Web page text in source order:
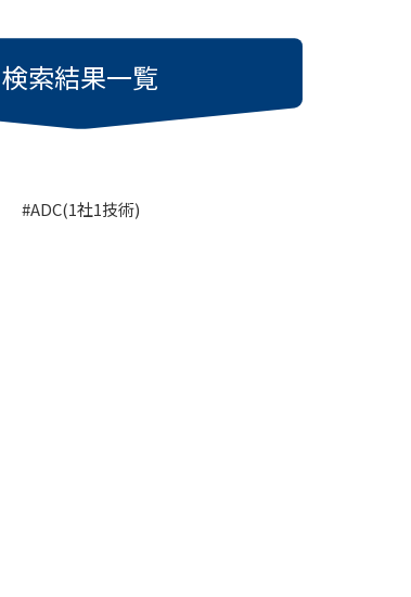
検索結果一覧
#ADC(1社1技術)